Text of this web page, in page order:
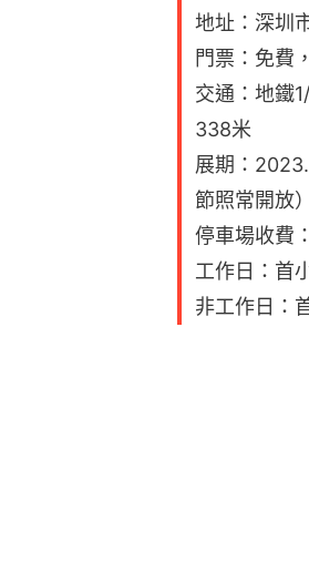
地址：深圳
門票：免費
交通：地鐵
338米
展期：
節照常開放）
️停車場收費：
工作日：首
非工作日：